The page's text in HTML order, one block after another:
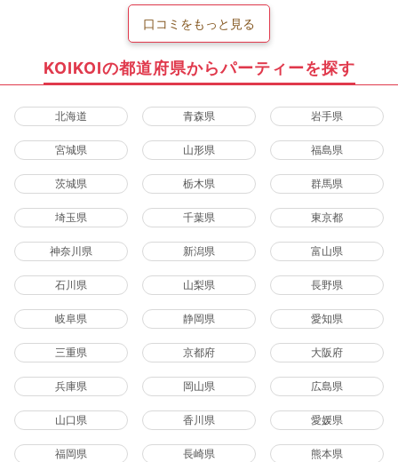
口コミをもっと見る
KOIKOIの都道府県からパーティーを探す
北海道 青森県 岩手県
宮城県 山形県 福島県
茨城県 栃木県 群馬県
埼玉県 千葉県 東京都
神奈川県 新潟県 富山県
石川県 山梨県 長野県
岐阜県 静岡県 愛知県
三重県 京都府 大阪府
兵庫県 岡山県 広島県
山口県 香川県 愛媛県
福岡県 長崎県 熊本県